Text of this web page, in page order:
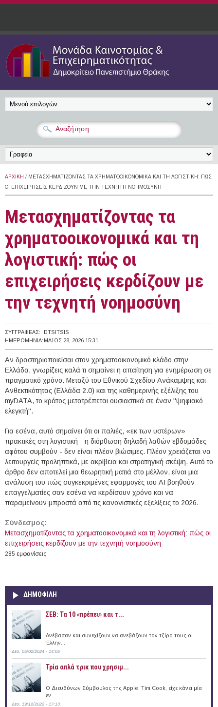
Παράκαμψη προς το κυρίως περιεχόμενο
ΑΡΧΙΚΉ / ΜΕΤΑΣΧΗΜΑΤΊΖΟΝΤΑΣ ΤΑ ΧΡΗΜΑΤΟΟΙΚΟΝΟΜΙΚΆ ΚΑΙ ΤΗ ΛΟΓΙΣΤΙΚΉ: ΠΏΣ
ΟΙ ΕΠΙΧΕΙΡΉΣΕΙΣ ΚΕΡΔΊΖΟΥΝ ΜΕ ΤΗΝ ΤΕΧΝΗΤΉ ΝΟΗΜΟΣΎΝΗ
Μετασχηματίζοντας τα
χρηματοοικονομικά και τη
λογιστική: πώς οι
επιχειρήσεις κερδίζουν με
την τεχνητή νοημοσύνη
ΣΥΓΓΡΑΦΈΑΣ:
DTSITSIS
ΗΜΕΡΟΜΗΝΊΑ: ΜΆΙΟΣ 28, 2026 15:31
Αν δραστηριοποιείσαι στον χρηματοοικονομικό κλάδο στην
Ελλάδα, γνωρίζεις καλά τι σημαίνει η απαίτηση για ενημέρωση σε
πραγματικό χρόνο. Μεταξύ του Εθνικού Σχεδίου Ανάκαμψης και
Ανθεκτικότητας (Ελλάδα 2.0) και της καθημερινής εξέλιξης του
myDATA, το κράτος μετατρέπεται ουσιαστικά σε έναν "ψηφιακό
ελεγκτή".
Για εσένα, αυτό σημαίνει ότι οι παλιές, «εκ των υστέρων»
πρακτικές στη λογιστική - η διόρθωση δηλαδή λαθών εβδομάδες
αφότου συμβούν - δεν είναι πλέον βιώσιμες. Πλέον χρειάζεται να
λειτουργείς προληπτικά, με ακρίβεια και στρατηγική σκέψη. Αυτό το
άρθρο δεν αποτελεί μια θεωρητική ματιά στο μέλλον, είναι μια
ανάλυση του πώς συγκεκριμένες εφαρμογές του AI βοηθούν
επαγγελματίες σαν εσένα να κερδίσουν χρόνο και να
παραμείνουν μπροστά από τις κανονιστικές εξελίξεις το 2026.
Σύνδεσμος:
Μετασχηματίζοντας τα χρηματοοικονομικά και τη λογιστική: πώς οι
επιχειρήσεις κερδίζουν με την τεχνητή νοημοσύνη
285 εμφανίσεις
ΔΗΜΟΦΙΛΗ
ΣΕΒ: Τα 10 «πρέπει» και τ...
Ανέβασαν και συνεχίζουν να ανεβάζουν τον τζίρο τους οι
Έλλην...
Δευ, 05/02/2024 - 14:05
Τρία απλά τρικ που χρησιμ...
Ο Διευθύνων Σύμβουλος της Apple, Tim Cook, είχε κάνει μία
εν...
Δευ, 19/12/2022 - 17:13